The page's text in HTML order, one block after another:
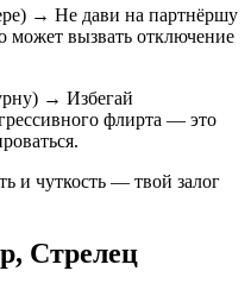
→ Не дави на партнёршу
может вызвать отключение
→ Избегай
флирта — это
и чуткость — твой залог
Стрелец